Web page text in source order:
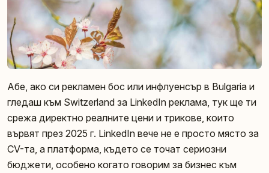
Абе, ако си рекламен бос или инфлуенсър в Bulgaria и
гледаш към Switzerland за LinkedIn реклама, тук ще ти
срежа директно реалните цени и трикове, които
вървят през 2025 г. LinkedIn вече не е просто място за
CV-та, а платформа, където се точат сериозни
бюджети, особено когато говорим за бизнес към